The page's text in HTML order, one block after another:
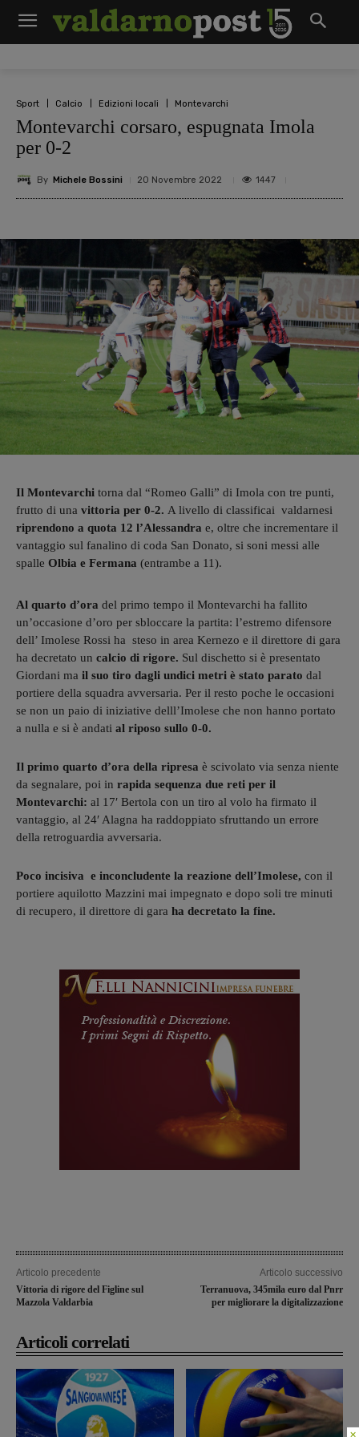
Sport Calcio Edizioni locali Montevarchi
Montevarchi corsaro, espugnata Imola
per 0-2
By Michele Bossini 20 Novembre 2022 1447
Il Montevarchi torna dal “Romeo Galli” di Imola con tre punti,
frutto di una vittoria per 0-2. A livello di classificai valdarnesi
riprendono a quota 12 l’Alessandra e, oltre che incrementare il
vantaggio sul fanalino di coda San Donato, si soni messi alle
spalle Olbia e Fermana (entrambe a 11).
Al quarto d’ora del primo tempo il Montevarchi ha fallito
un’occasione d’oro per sbloccare la partita: l’estremo difensore
dell’ Imolese Rossi ha steso in area Kernezo e il direttore di gara
ha decretato un calcio di rigore. Sul dischetto si è presentato
Giordani ma il suo tiro dagli undici metri è stato parato dal
portiere della squadra avversaria. Per il resto poche le occasioni
se non un paio di iniziative delll’Imolese che non hanno portato
a nulla e si è andati al riposo sullo 0-0.
Il primo quarto d’ora della ripresa è scivolato via senza niente
da segnalare, poi in rapida sequenza due reti per il
Montevarchi: al 17′ Bertola con un tiro al volo ha firmato il
vantaggio, al 24′ Alagna ha raddoppiato sfruttando un errore
della retroguardia avversaria.
Poco incisiva e inconcludente la reazione dell’Imolese, con il
portiere aquilotto Mazzini mai impegnato e dopo soli tre minuti
di recupero, il direttore di gara ha decretato la fine.
Articolo precedente
Vittoria di rigore del Figline sul
Mazzola Valdarbia
Articolo successivo
Terranuova, 345mila euro dal Pnrr
per migliorare la digitalizzazione
Articoli correlati
×